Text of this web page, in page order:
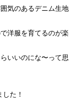
気のあるデニム生地
洋服を育てるのが楽
いいのにな〜って思
た！